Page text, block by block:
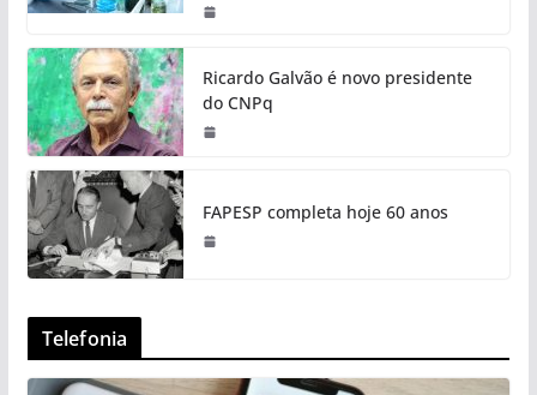
Ricardo Galvão é novo presidente
do CNPq
FAPESP completa hoje 60 anos
Telefonia